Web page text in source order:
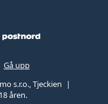
Gå upp
s.r.o., Tjeckien
åren.